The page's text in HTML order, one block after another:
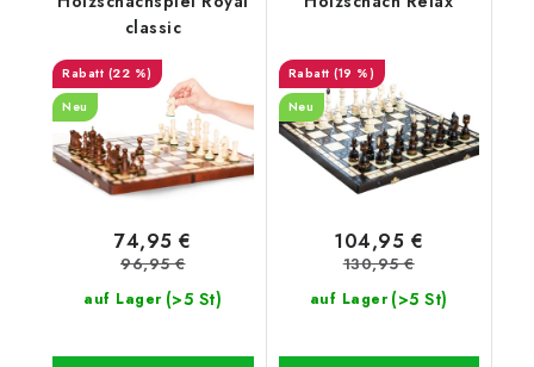
classic
(22 %)
Neu
auf Lager (>5 St)
74,95 €
96,95 €
(19 %)
Neu
auf Lager (>5 St)
104,95 €
130,95 €